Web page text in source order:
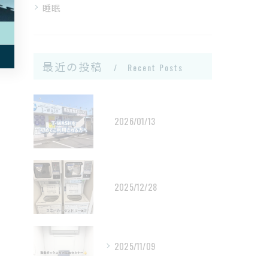
睡眠
最近の投稿 Recent Posts
2026/01/13
2025/12/28
2025/11/09